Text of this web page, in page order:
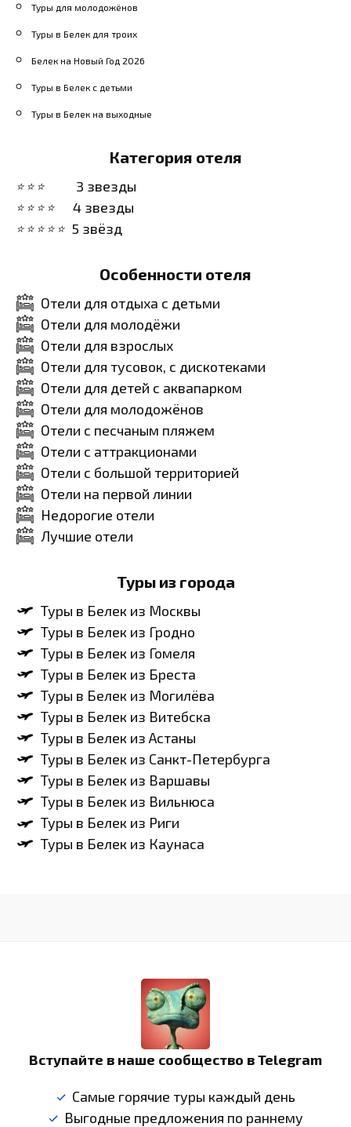
Туры для молодожёнов
Туры в Белек для троих
Белек на Новый Год 2026
Туры в Белек с детьми
Туры в Белек на выходные
Категория отеля
3 звезды
4 звезды
5 звёзд
Особенности отеля
Отели для отдыха с детьми
Отели для молодёжи
Отели для взрослых
Отели для тусовок, с дискотеками
Отели для детей с аквапарком
Отели для молодожёнов
Отели с песчаным пляжем
Отели с аттракционами
Отели с большой территорией
Отели на первой линии
Недорогие отели
Лучшие отели
Туры из города
Туры в Белек из Москвы
Туры в Белек из Гродно
Туры в Белек из Гомеля
Туры в Белек из Бреста
Туры в Белек из Могилёва
Туры в Белек из Витебска
Туры в Белек из Астаны
Туры в Белек из Санкт-Петербурга
Туры в Белек из Варшавы
Туры в Белек из Вильнюса
Туры в Белек из Риги
Туры в Белек из Каунаса
Вступайте в наше сообщество в Telegram
Самые горячие туры каждый день
Выгодные предложения по раннему